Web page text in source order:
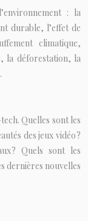
: la
durable, l’effet de
climatique,
la déforestation, la
Quelles sont les
des jeux vidéo ?
? Quels sont les
dernières nouvelles